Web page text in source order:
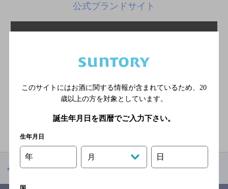
ザ・プレミアム・モルツが飲めるお店
公式ブランドサイト
ザ・プレミアム・モルツ
このサイトにはお酒に関する情報が含まれているため、 20
歳以上の方を対象としています。
誕生年月日を西暦でご入力下さい。
生年月日
年 月 日